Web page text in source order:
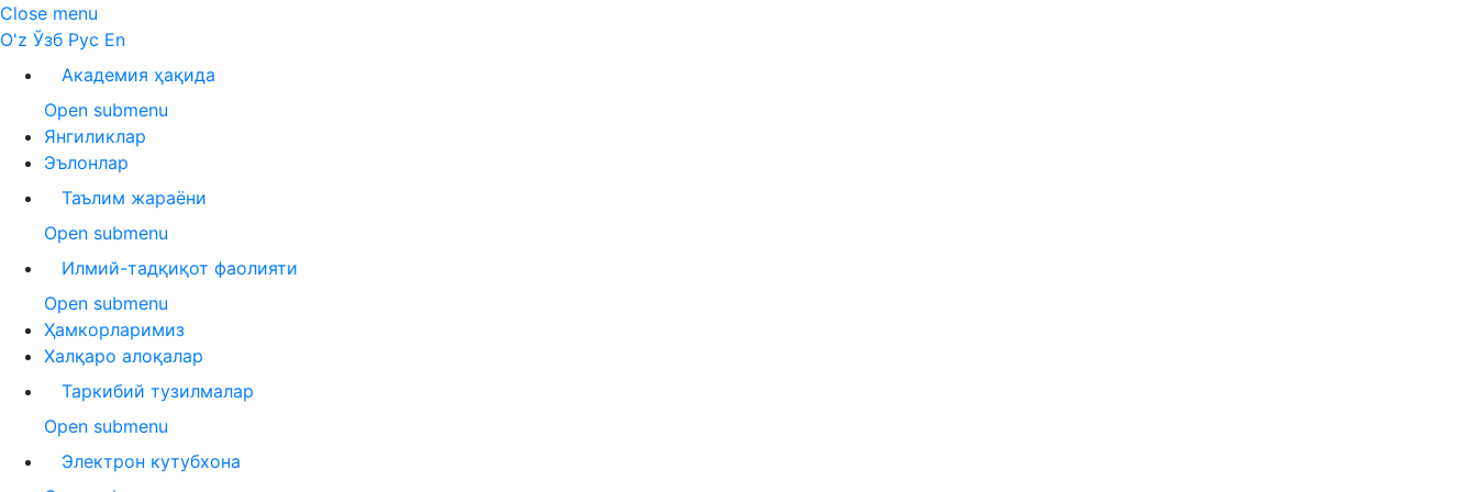
Close menu
O'z Ўзб Рус En
Академия ҳақида
Open submenu
Янгиликлар
Эълонлар
Таълим жараёни
Open submenu
Илмий-тадқиқот фаолияти
Open submenu
Ҳамкорларимиз
Халқаро алоқалар
Таркибий тузилмалар
Open submenu
Электрон кутубхона